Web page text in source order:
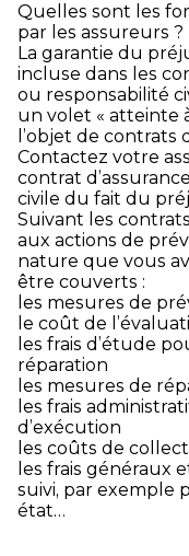
Quelles sont les
par les assureurs ?
La garantie du
incluse dans les
ou responsabilité
un volet « atteinte
l’objet de contrats
Contactez votre
contrat
civile du fait du
Suivant les
aux actions de
nature que vous
être couverts :
les mesures de
le coût de
les frais d’étude
réparation
les mesures de
les frais
d’exécution
les coûts de
les frais généraux
suivi, par exemple
état…